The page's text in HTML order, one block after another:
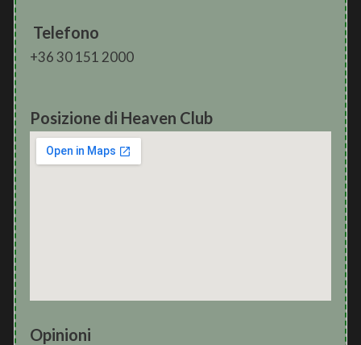
Telefono
+36 30 151 2000
Posizione di Heaven Club
Opinioni